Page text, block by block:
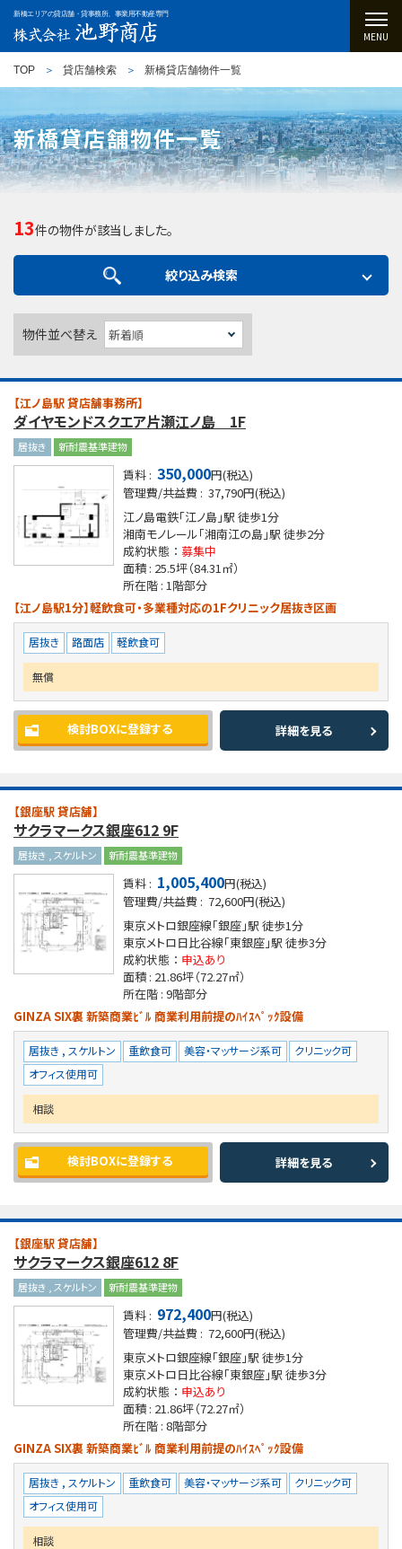
新橋エリアの貸店舗・貸事務所、事業用不動産専門
MENU
TOP 貸店舗検索 新橋貸店舗物件一覧
新橋貸店舗物件一覧
13件の物件が該当しました。
絞り込み検索
物件並べ替え
【江ノ島駅 貸店舗事務所】
ダイヤモンドスクエア片瀬江ノ島 1F
居抜き 新耐震基準建物
賃料 : 350,000円(税込)
管理費/共益費 : 37,790円(税込)
江ノ島電鉄「江ノ島」駅 徒歩1分
湘南モノレール「湘南江の島」駅 徒歩2分
成約状態 ： 募集中
面積 : 25.5坪（84.31㎡）
所在階 : 1階部分
【江ノ島駅1分】軽飲食可・多業種対応の1Fクリニック居抜き区画
居抜き 路面店 軽飲食可
無償
検討BOXに登録する 詳細を見る
【銀座駅 貸店舗】
サクラマークス銀座612 9F
居抜き , スケルトン 新耐震基準建物
賃料 : 1,005,400円(税込)
管理費/共益費 : 72,600円(税込)
東京メトロ銀座線「銀座」駅 徒歩1分
東京メトロ日比谷線「東銀座」駅 徒歩3分
成約状態 ： 申込あり
面積 : 21.86坪（72.27㎡）
所在階 : 9階部分
GINZA SIX裏 新築商業ﾋﾞﾙ 商業利用前提のﾊｲｽﾍﾟｯｸ設備
居抜き , スケルトン 重飲食可 美容・マッサージ系可
クリニック可
オフィス使用可
相談
検討BOXに登録する 詳細を見る
【銀座駅 貸店舗】
サクラマークス銀座612 8F
居抜き , スケルトン 新耐震基準建物
賃料 : 972,400円(税込)
管理費/共益費 : 72,600円(税込)
東京メトロ銀座線「銀座」駅 徒歩1分
東京メトロ日比谷線「東銀座」駅 徒歩3分
成約状態 ： 申込あり
面積 : 21.86坪（72.27㎡）
所在階 : 8階部分
GINZA SIX裏 新築商業ﾋﾞﾙ 商業利用前提のﾊｲｽﾍﾟｯｸ設備
居抜き , スケルトン 重飲食可 美容・マッサージ系可
クリニック可
オフィス使用可
相談